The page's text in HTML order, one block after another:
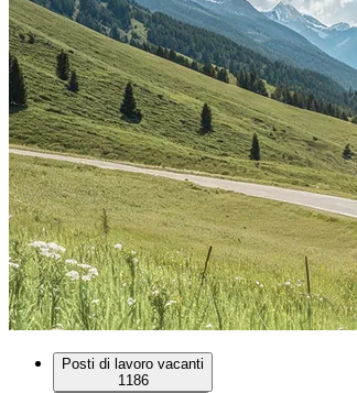
Posti di lavoro vacanti
1186